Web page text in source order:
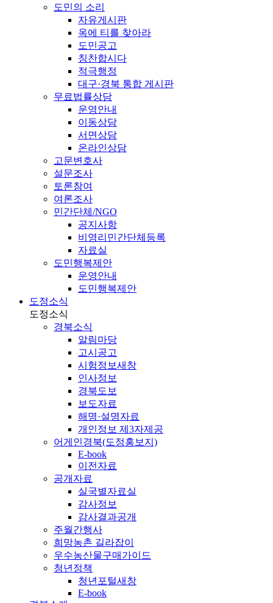
도민의 소리
자유게시판
옥에 티를 찾아라
도민공고
칭찬합시다
적극행정
대구·경북 통합 게시판
무료법률상담
운영안내
이동상담
서면상담
온라인상담
고문변호사
설문조사
토론참여
여론조사
민간단체/NGO
공지사항
비영리민간단체등록
자료실
도민행복제안
운영안내
도민행복제안
도정소식
도정소식
경북소식
알림마당
고시공고
시험정보새창
인사정보
경북도보
보도자료
해명·설명자료
개인정보 제3자제공
어게인경북(도정홍보지)
E-book
이전자료
공개자료
실국별자료실
감사정보
감사결과공개
주월간행사
희망농촌 길라잡이
우수농산물구매가이드
청년정책
청년포털새창
E-book